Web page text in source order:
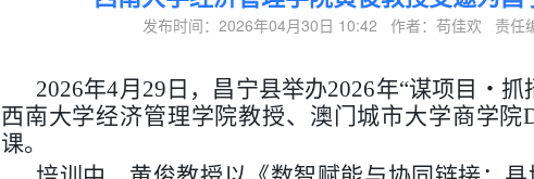
发布时间：2026年04月30日 10:42 作者：苟佳欢 责任
2026年4月29日，昌宁县举办2026年“谋项目・抓
西南大学经济管理学院教授、澳门城市大学商学
课。